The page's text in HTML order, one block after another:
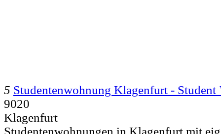
5 Studentenwohnung Klagenfurt - Student
9020
Klagenfurt
Studentenwohnungen in Klagenfurt mit